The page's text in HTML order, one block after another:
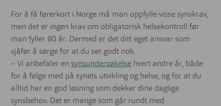
For å få førerkort i Norge må man oppfylle visse synskrav,
men det er ingen krav om obligatorisk helsekontroll før
man fyller 80 år. Dermed er det ditt eget ansvar som
sjåfør å sørge for at du ser godt nok.
– Vi anbefaler ensynsundersøkelse hvert andre år, både
for å følge med på synets utvikling og helse, og for at du
alltid har en god løsning som dekker dine daglige
synsbehov. Det er mange som går rundt med